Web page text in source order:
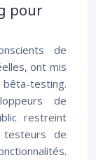
pour
de
ont mis
testing.
de
restreint
de